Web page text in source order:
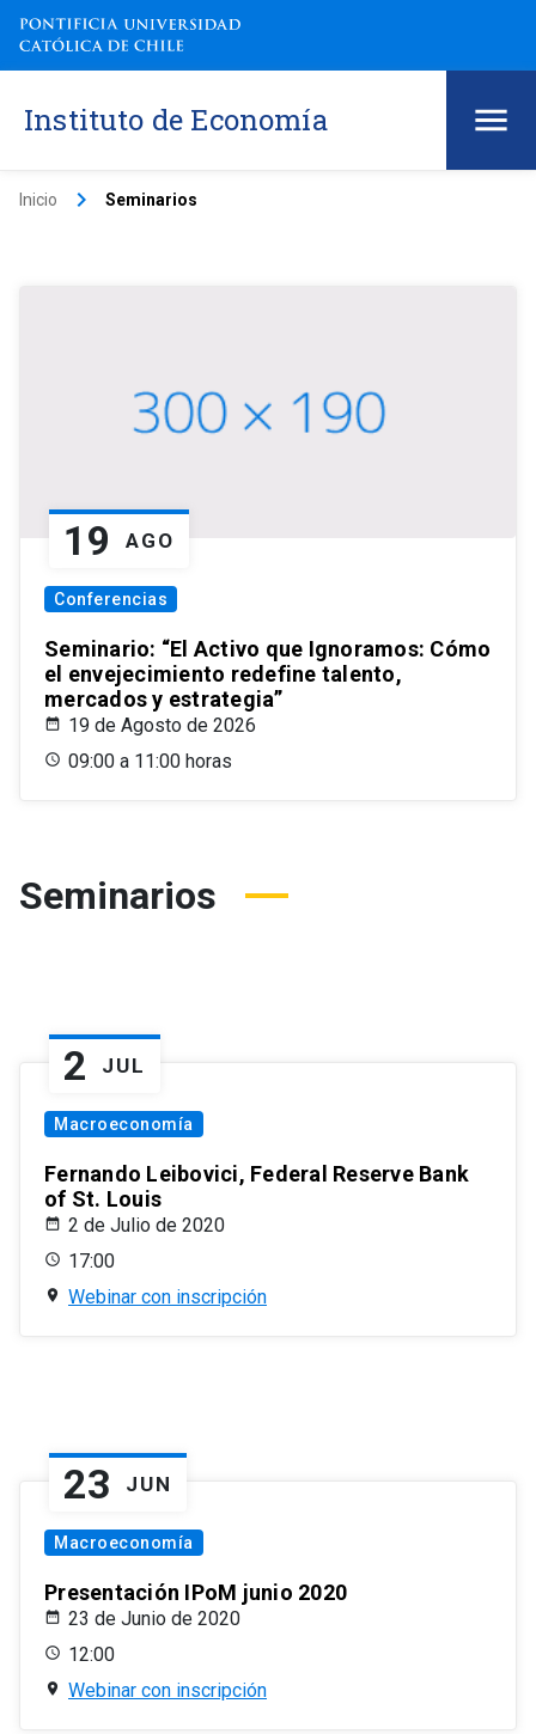
Instituto de Economía
Inicio keyboard_arrow_right Seminarios
19 AGO
Conferencias
Seminario: “El Activo que Ignoramos: Cómo
el envejecimiento redefine talento,
mercados y estrategia”
19 de Agosto de 2026
09:00 a 11:00 horas
Seminarios
2 JUL
Macroeconomía
Fernando Leibovici, Federal Reserve Bank
of St. Louis
2 de Julio de 2020
17:00
Webinar con inscripción
23 JUN
Macroeconomía
Presentación IPoM junio 2020
23 de Junio de 2020
12:00
Webinar con inscripción